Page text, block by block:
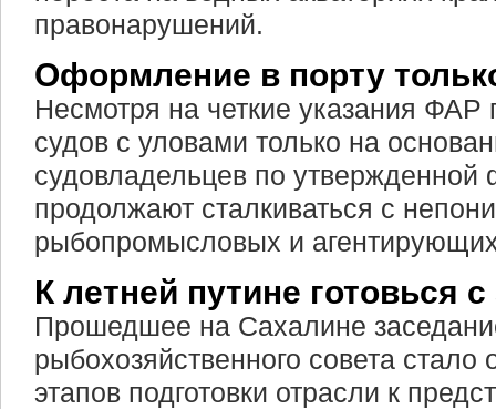
правонарушений.
Оформление в порту
Несмотря на четкие указания
судов с уловами только на
судовладельцев по утвержденной
продолжают сталкиваться с
рыбопромысловых и
К летней путине готовься
Прошедшее на Сахалине
рыбохозяйственного совета
этапов подготовки отрасли к